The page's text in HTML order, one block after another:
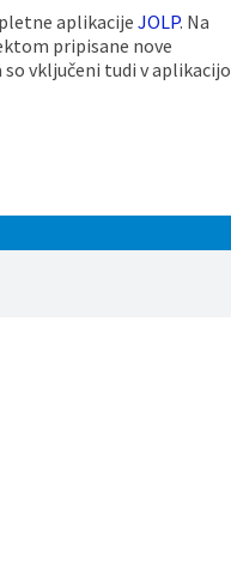
aplikacije JOLP. Na
pripisane nove
vključeni tudi v aplikacijo